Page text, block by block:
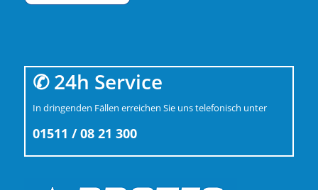
✆ 24h Service
In dringenden Fällen erreichen Sie uns telefonisch unter
01511 / 08 21 300